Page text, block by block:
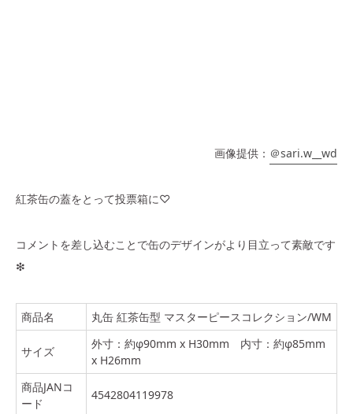
画像提供： ＠sari.w__wd
紅茶缶の蓋をとって投票箱に♡
コメントを差し込むことで缶のデザインがより目立って素敵です
❇︎
商品名 丸缶 紅茶缶型 マスターピースコレクション/WM
サイズ
外寸：約φ90mm x H30mm 内寸：約φ85mm
x H26mm
商品JANコ
ード
4542804119978